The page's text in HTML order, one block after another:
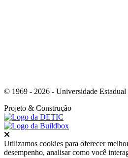
© 1969 - 2026 - Universidade Estadual
Projeto & Construção
Utilizamos cookies para oferecer
desempenho, analisar como você